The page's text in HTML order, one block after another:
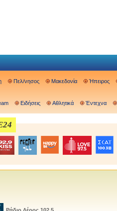
Πελ/νησος Μακεδονία Ήπειρος
Ειδήσεις Αθλητικά Έντεχνα